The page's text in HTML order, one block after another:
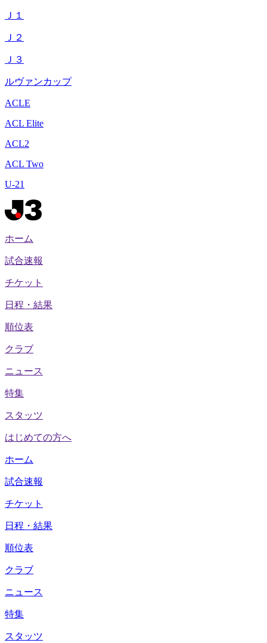
Ｊ１
Ｊ２
Ｊ３
ルヴァンカップ
ACLE
ACL Elite
ACL2
ACL Two
U-21
ホーム
試合速報
チケット
日程・結果
順位表
クラブ
ニュース
特集
スタッツ
はじめての方へ
ホーム
試合速報
チケット
日程・結果
順位表
クラブ
ニュース
特集
スタッツ